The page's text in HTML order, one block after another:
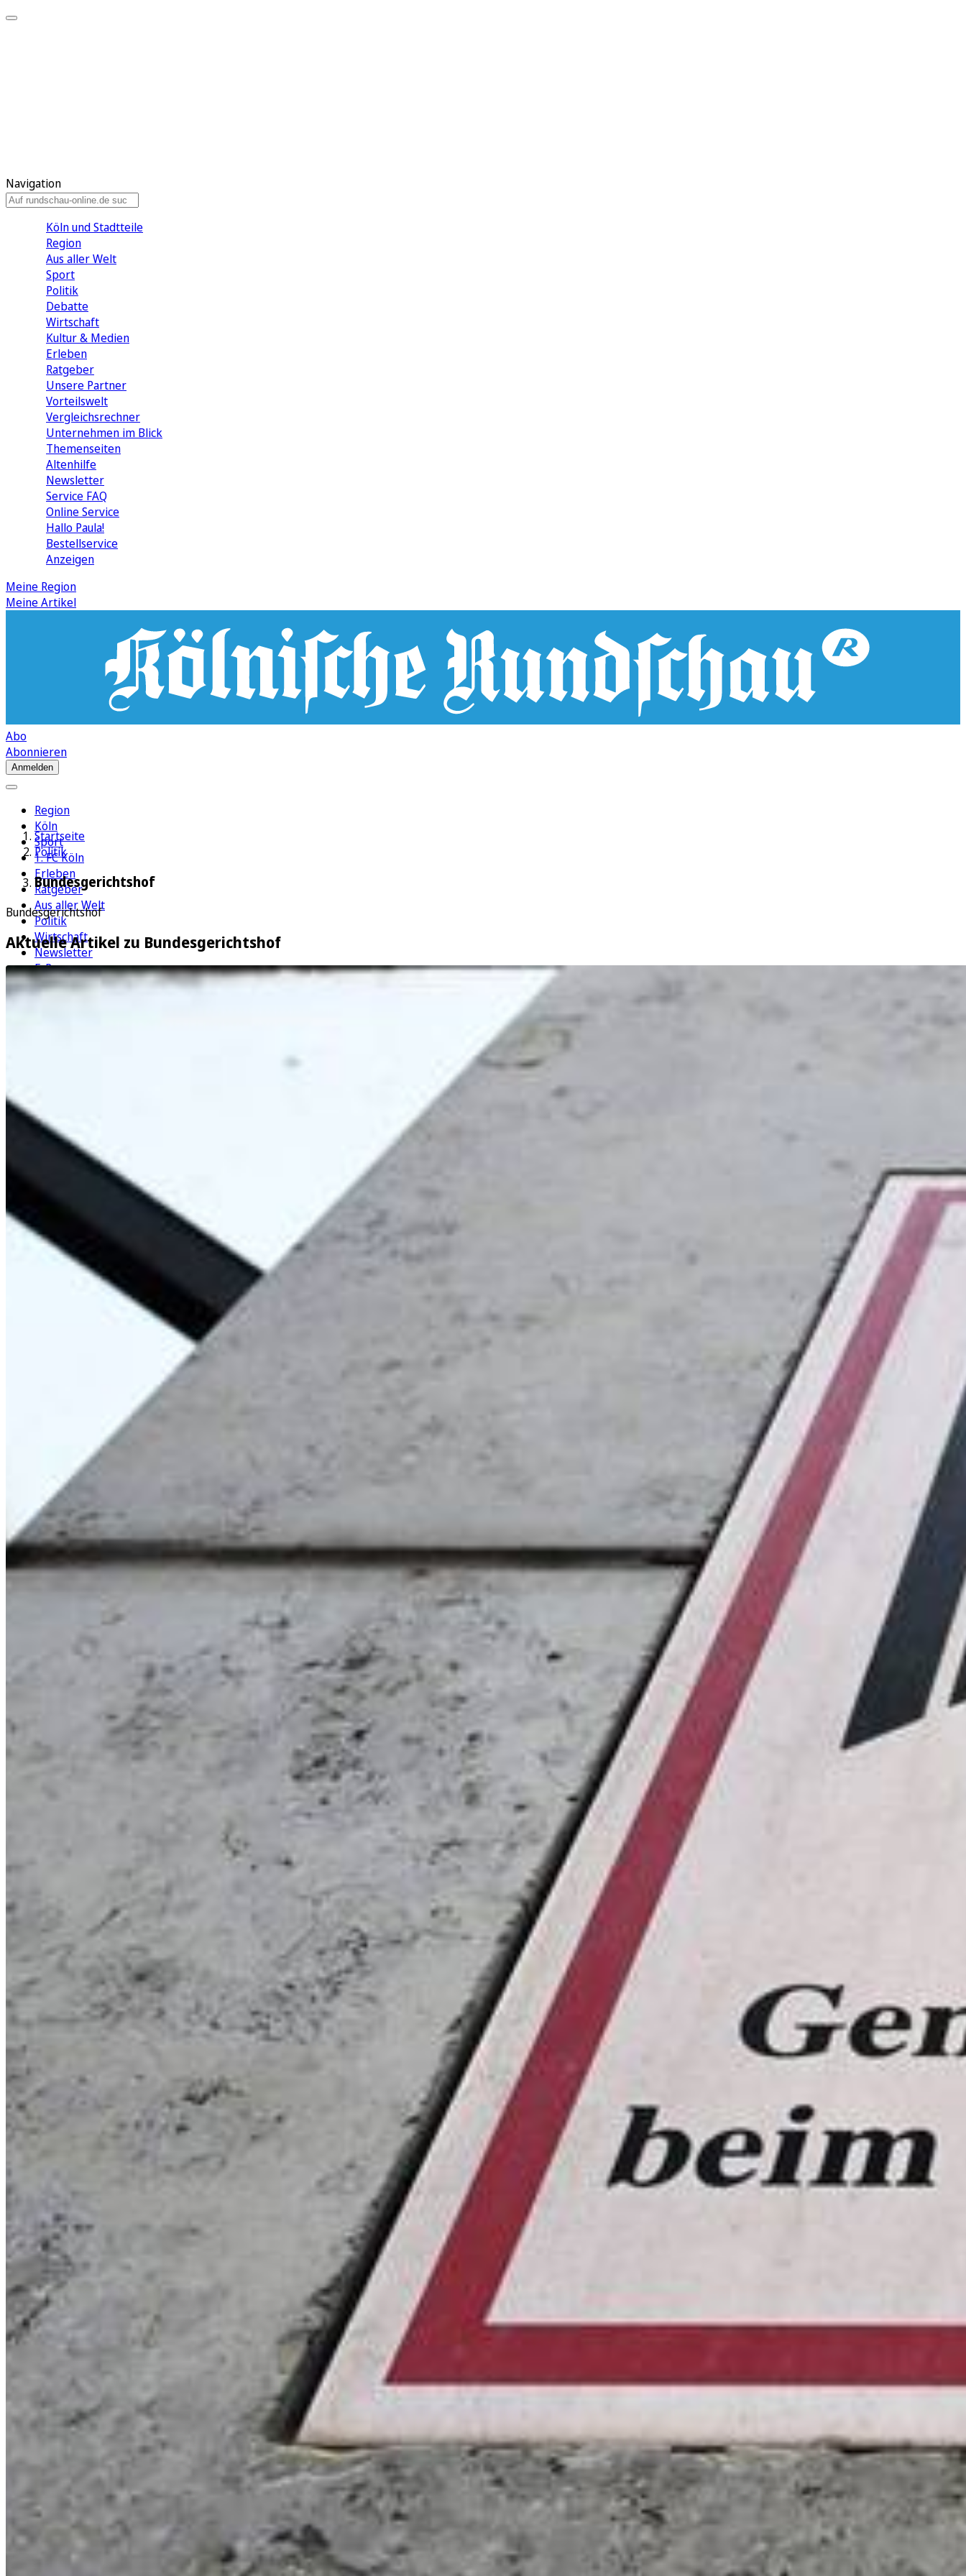
Navigation
Köln und Stadtteile
Region
Aus aller Welt
Sport
Politik
Debatte
Wirtschaft
Kultur & Medien
Erleben
Ratgeber
Unsere Partner
Vorteilswelt
Vergleichsrechner
Unternehmen im Blick
Themenseiten
Altenhilfe
Newsletter
Service FAQ
Online Service
Hallo Paula!
Bestellservice
Anzeigen
Meine Region
Meine Artikel
Abo
Abonnieren
Anmelden
Region
Köln
Sport
1. FC Köln
Erleben
Ratgeber
Aus aller Welt
Politik
Wirtschaft
Newsletter
E-Paper
Startseite
Politik
Bundesgerichtshof
Bundesgerichtshof
Aktuelle Artikel zu Bundesgerichtshof